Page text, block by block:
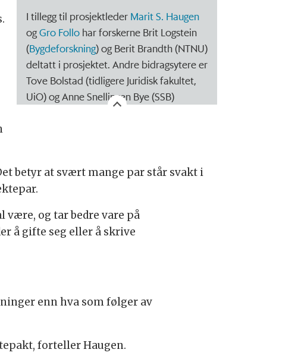
I tillegg til prosjektleder Marit S. Haugen
ogGro Follo har forskerne Brit Logstein
(Bygdeforskning) og Berit Brandth (NTNU)
deltatt i prosjektet. Andre bidragsytere er
Tove Bolstad (tidligere Juridisk fakultet,
UiO) og Anne Snellingen Bye (SSB)
betyr at svært mange par står svakt i
og tar bedre vare på
å gifte seg eller å skrive
enn hva som følger av
forteller Haugen.